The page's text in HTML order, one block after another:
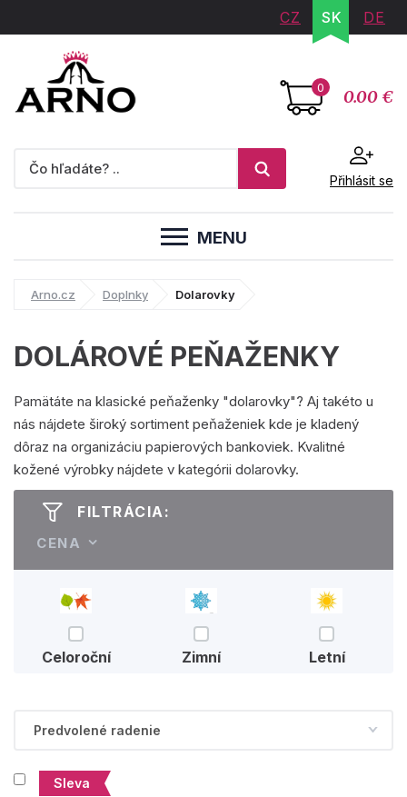
CZ SK DE
0 0.00 €
Přihlásit se
MENU
Arno.cz Doplnky Dolarovky
DOLÁROVÉ PEŇAŽENKY
Pamätáte na klasické peňaženky "dolarovky"? Aj takéto u
nás nájdete široký sortiment peňaženiek kde je kladený
dôraz na organizáciu papierových bankoviek. Kvalitné
kožené výrobky nájdete v kategórii dolarovky.
FILTRÁCIA:
CENA
Celoroční Zimní Letní
Sleva